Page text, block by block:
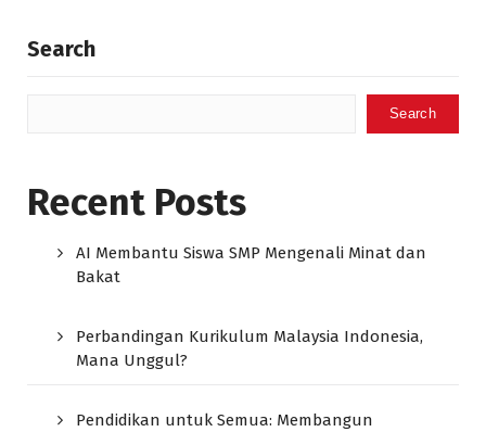
Search
Search
Recent Posts
AI Membantu Siswa SMP Mengenali Minat dan
Bakat
Perbandingan Kurikulum Malaysia Indonesia,
Mana Unggul?
Pendidikan untuk Semua: Membangun